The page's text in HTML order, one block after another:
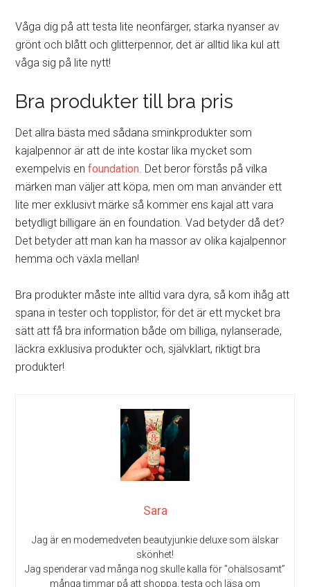
Våga dig på att testa lite neonfärger, starka nyanser av
grönt och blått och glitterpennor, det är alltid lika kul att
våga sig på lite nytt!
Bra produkter till bra pris
Det allra bästa med sådana sminkprodukter som
kajalpennor är att de inte kostar lika mycket som
exempelvis enfoundation. Det beror förstås på vilka
märken man väljer att köpa, men om man använder ett
lite mer exklusivt märke så kommer ens kajal att vara
betydligt billigare än en foundation. Vad betyder då det?
Det betyder att man kan ha massor av olika kajalpennor
hemma och växla mellan!
Bra produkter måste inte alltid vara dyra, så kom ihåg att
spana in tester och topplistor, för det är ett mycket bra
sätt att få bra information både om billiga, nylanserade,
läckra exklusiva produkter och, självklart, riktigt bra
produkter!
Sara
Jag är en modemedveten beautyjunkie deluxe som älskar
skönhet!
Jag spenderar vad många nog skulle kalla för ”ohälsosamt”
många timmar på att shoppa, testa och läsa om